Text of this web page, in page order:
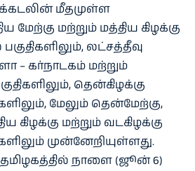
மீதமுள்ள
மேற்கு மற்றும் மத்திய கிழக்கு
லட்சத்தீவு
– கர்நாடகம் மற்றும்
தென்கிழக்கு
மேலும் தென்மேற்கு,
கிழக்கு மற்றும் வடகிழக்கு
முன்னேறியுள்ளது.
நாளை (ஜூன் 6)